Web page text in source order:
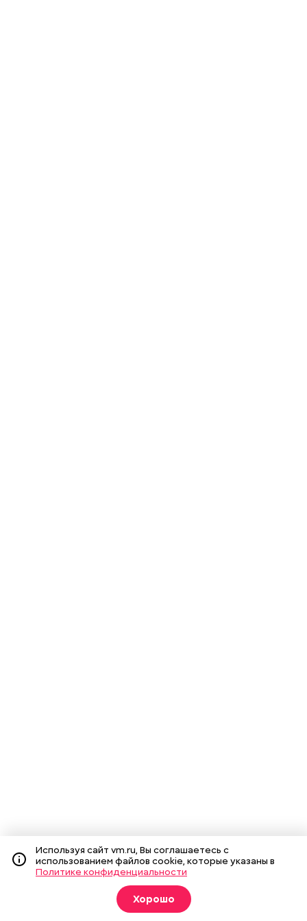
Используя сайт vm.ru, Вы соглашаетесь с
использованием файлов cookie, которые указаны в
Политике конфиденциальности
Хорошо